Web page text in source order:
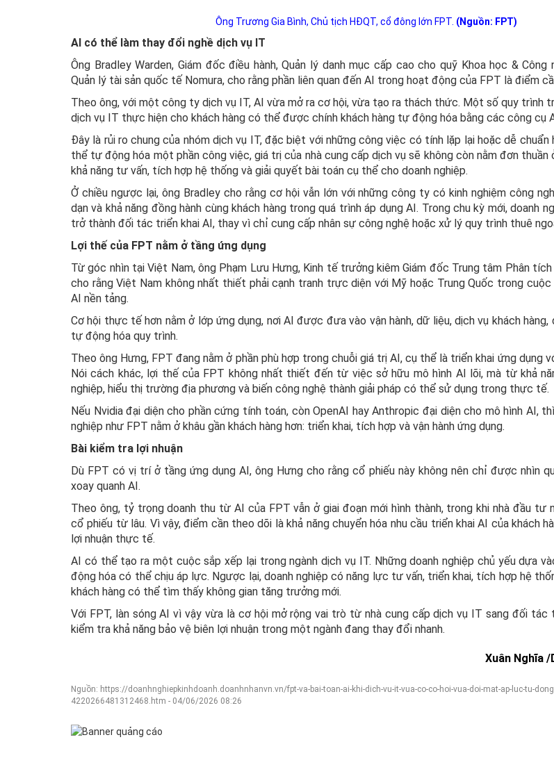
Ông Trương Gia Bình, Chủ tịch HĐQT, cổ đông lớn FPT. (Nguồn: FPT)
AI có thể làm thay đổi nghề dịch vụ IT
Ông Bradley Warden, Giám đốc điều hành, Quản lý danh mục cấp cao cho quỹ Khoa học & Công
Quản lý tài sản quốc tế Nomura, cho rằng phần liên quan đến AI trong hoạt động của FPT là điểm
Theo ông, với một công ty dịch vụ IT, AI vừa mở ra cơ hội, vừa tạo ra thách thức. Một số quy trình
dịch vụ IT thực hiện cho khách hàng có thể được chính khách hàng tự động hóa bằng các công cụ
Đây là rủi ro chung của nhóm dịch vụ IT, đặc biệt với những công việc có tính lặp lại hoặc dễ chuẩn
thể tự động hóa một phần công việc, giá trị của nhà cung cấp dịch vụ sẽ không còn nằm đơn thuần
khả năng tư vấn, tích hợp hệ thống và giải quyết bài toán cụ thể cho doanh nghiệp.
Ở chiều ngược lại, ông Bradley cho rằng cơ hội vẫn lớn với những công ty có kinh nghiệm công
dạn và khả năng đồng hành cùng khách hàng trong quá trình áp dụng AI. Trong chu kỳ mới, doanh
trở thành đối tác triển khai AI, thay vì chỉ cung cấp nhân sự công nghệ hoặc xử lý quy trình thuê
Lợi thế của FPT nằm ở tầng ứng dụng
Từ góc nhìn tại Việt Nam, ông Phạm Lưu Hưng, Kinh tế trưởng kiêm Giám đốc Trung tâm Phân
cho rằng Việt Nam không nhất thiết phải cạnh tranh trực diện với Mỹ hoặc Trung Quốc trong
AI nền tảng.
Cơ hội thực tế hơn nằm ở lớp ứng dụng, nơi AI được đưa vào vận hành, dữ liệu, dịch vụ khách
tự động hóa quy trình.
Theo ông Hưng, FPT đang nằm ở phần phù hợp trong chuỗi giá trị AI, cụ thể là triển khai ứng dụng
Nói cách khác, lợi thế của FPT không nhất thiết đến từ việc sở hữu mô hình AI lõi, mà từ khả
nghiệp, hiểu thị trường địa phương và biến công nghệ thành giải pháp có thể sử dụng trong thực tế.
Nếu Nvidia đại diện cho phần cứng tính toán, còn OpenAI hay Anthropic đại diện cho mô hình AI,
nghiệp như FPT nằm ở khâu gần khách hàng hơn: triển khai, tích hợp và vận hành ứng dụng.
Bài kiểm tra lợi nhuận
Dù FPT có vị trí ở tầng ứng dụng AI, ông Hưng cho rằng cổ phiếu này không nên chỉ được nhìn
xoay quanh AI.
Theo ông, tỷ trọng doanh thu từ AI của FPT vẫn ở giai đoạn mới hình thành, trong khi nhà đầu tư
cổ phiếu từ lâu. Vì vậy, điểm cần theo dõi là khả năng chuyển hóa nhu cầu triển khai AI của khách
lợi nhuận thực tế.
AI có thể tạo ra một cuộc sắp xếp lại trong ngành dịch vụ IT. Những doanh nghiệp chủ yếu dựa
động hóa có thể chịu áp lực. Ngược lại, doanh nghiệp có năng lực tư vấn, triển khai, tích hợp hệ
khách hàng có thể tìm thấy không gian tăng trưởng mới.
Với FPT, làn sóng AI vì vậy vừa là cơ hội mở rộng vai trò từ nhà cung cấp dịch vụ IT sang đối tác
kiểm tra khả năng bảo vệ biên lợi nhuận trong một ngành đang thay đổi nhanh.
Xuân Nghĩa
Nguồn: https://doanhnghiepkinhdoanh.doanhnhanvn.vn/fpt-va-bai-toan-ai-khi-dich-vu-it-vua-co-co-hoi-vua-doi-mat-ap-luc-tu-
4220266481312468.htm - 04/06/2026 08:26